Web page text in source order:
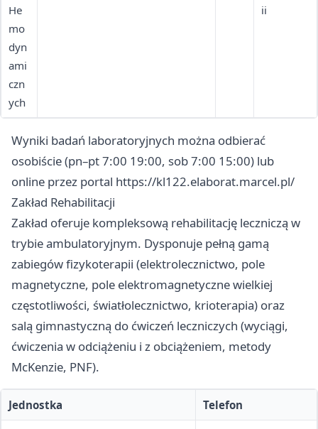
He
mo
dyn
ami
czn
ych
ii
Wyniki badań laboratoryjnych można odbierać
osobiście (pn–pt 7:00 19:00, sob 7:00 15:00) lub
online przez portal https://kl122.elaborat.marcel.pl/
Zakład Rehabilitacji
Zakład oferuje kompleksową rehabilitację leczniczą w
trybie ambulatoryjnym. Dysponuje pełną gamą
zabiegów fizykoterapii (elektrolecznictwo, pole
magnetyczne, pole elektromagnetyczne wielkiej
częstotliwości, światłolecznictwo, krioterapia) oraz
salą gimnastyczną do ćwiczeń leczniczych (wyciągi,
ćwiczenia w odciążeniu i z obciążeniem, metody
McKenzie, PNF).
Jednostka Telefon